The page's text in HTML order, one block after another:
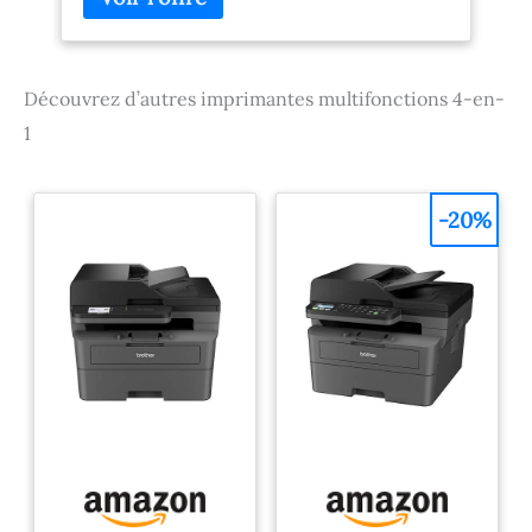
Découvrez d’autres imprimantes multifonctions 4-en-
1
-20%